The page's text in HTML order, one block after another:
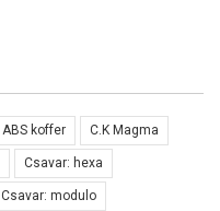
ABS koffer C.K Magma
Csavar: hexa
Csavar: modulo